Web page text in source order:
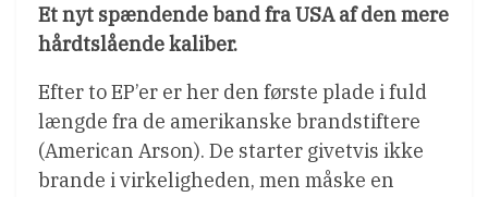
Et nyt spændende band fra USA af den mere
hårdtslående kaliber.
Efter to EP’er er her den første plade i fuld
længde fra de amerikanske brandstiftere
(American Arson). De starter givetvis ikke
brande i virkeligheden, men måske en